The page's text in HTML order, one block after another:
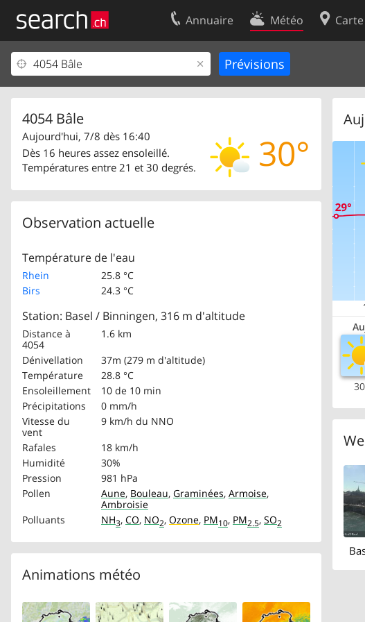
Annuaire Météo
4054 Bâle
30°
Aujourd'hui, 7/8 dès 16:40
Dès 16 heures assez ensoleillé.
Températures entre 21 et 30 degrés.
Observation actuelle
Température de l'eau
Rhein
25.8 °C
Birs
24.3 °C
Station: Basel / Binningen, 316 m d'altitude
Distance à
4054
1.6 km
Dénivellation
37m (279 m d'altitude)
Température
28.8 °C
Ensoleillement
10 de 10 min
Précipitations
0 mm/h
Vitesse du
vent
9 km/h du NNO
Rafales
18 km/h
Humidité
30%
Pression
981 hPa
Pollen
Aune, Bouleau, Graminées, Armoise,
Ambroisie
Polluants
NH3, CO, NO2, Ozone, PM10, PM2.5, SO2
Animations météo
Votre inscription
Centre clients
Mentions Légales
Contact
Conditions d’utilisation